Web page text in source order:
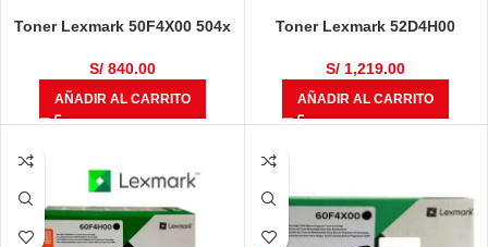
Toner Lexmark 50F4X00 504x
S/840.00
AÑADIR AL CARRITO
Toner Lexmark 52D4H00
S/ 1,219.00
AÑADIR AL CARRITO